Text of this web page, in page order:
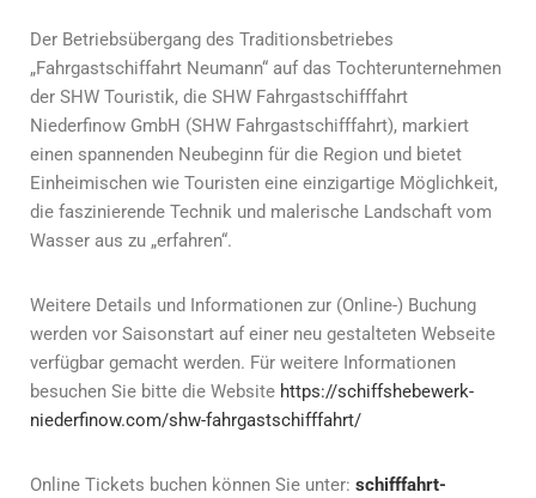
Der Betriebsübergang des Traditionsbetriebes
„Fahrgastschiffahrt Neumann“ auf das Tochterunternehmen
der SHW Touristik, die SHW Fahrgastschifffahrt
Niederfinow GmbH (SHW Fahrgastschifffahrt), markiert
einen spannenden Neubeginn für die Region und bietet
Einheimischen wie Touristen eine einzigartige Möglichkeit,
die faszinierende Technik und malerische Landschaft vom
Wasser aus zu „erfahren“.
Weitere Details und Informationen zur (Online-) Buchung
werden vor Saisonstart auf einer neu gestalteten Webseite
verfügbar gemacht werden. Für weitere Informationen
besuchen Sie bitte die Website https://schiffshebewerk-
niederfinow.com/shw-fahrgastschifffahrt/
Online Tickets buchen können Sie unter: schifffahrt-